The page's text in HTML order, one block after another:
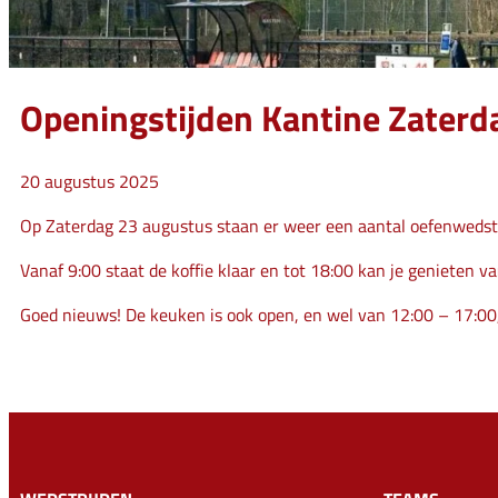
Openingstijden Kantine
20 augustus 2025
Op Zaterdag 23 augustus staan er weer een aantal
Vanaf 9:00 staat de koffie klaar en tot 18:00 kan je genieten
Goed nieuws! De keuken is ook open, en wel van 12:00 –